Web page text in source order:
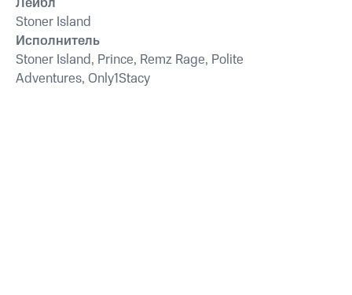
Stoner Island
Исполнитель
Stoner Island, Prince, Remz Rage, Polite
Adventures, Only1Stacy